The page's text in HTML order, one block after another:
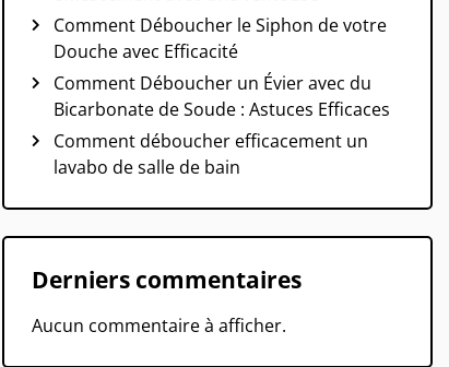
Comment Déboucher le Siphon de votre
Douche avec Efficacité
Comment Déboucher un Évier avec du
Bicarbonate de Soude : Astuces Efficaces
Comment déboucher efficacement un
lavabo de salle de bain
Derniers commentaires
Aucun commentaire à afficher.